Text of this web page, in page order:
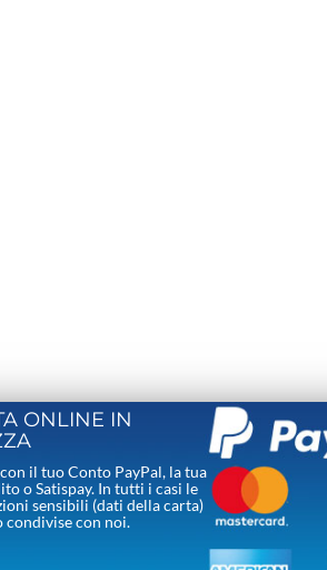
ONLINE IN
il tuo Conto PayPal, la tua
o Satispay. In tutti i casi le
sensibili (dati della carta)
condivise con noi.